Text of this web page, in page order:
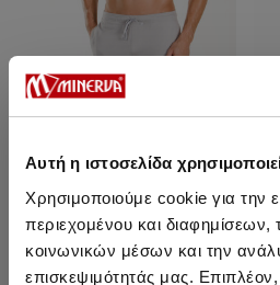
Αυτή η ιστοσελίδα
Χρησιμοποιούμε cookie για την
περιεχομένου και διαφημίσεων,
κοινωνικών μέσων και την
επισκεψιμότητάς μας.
Ανδρικό Φούτερ